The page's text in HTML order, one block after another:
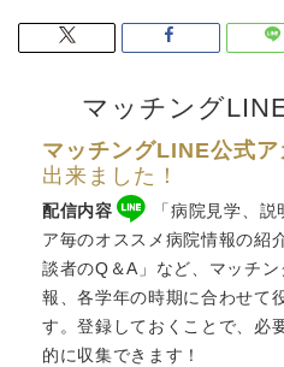
マッチング
マッチングLINE公式
出来ました！
配信内容
「病院見学、
ア毎のオススメ病院情報の紹
談者のQ＆A」など、 マッチ
報、各学年の時期に合わせて
す。登録しておくことで、必
的に収集できます！